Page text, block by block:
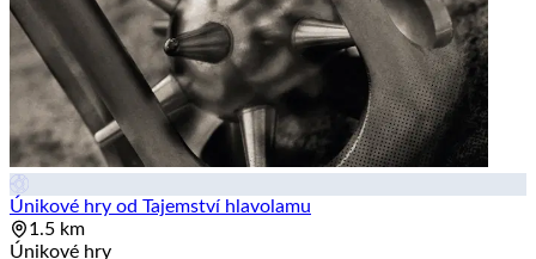
Únikové hry od Tajemství hlavolamu
1.5 km
Únikové hry